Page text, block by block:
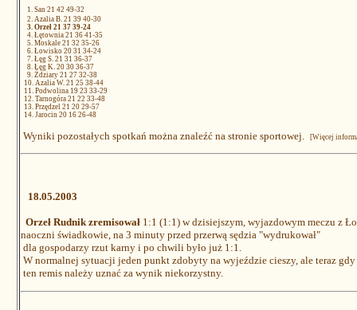
1. San 21 42 49-32
2. Azalia B. 21 39 40-30
3. Orzeł 21 37 39-24
4. Łętownia 21 36 41-35
5. Moskale 21 32 35-26
6. Łowisko 20 31 34-24
7. Łęg S. 21 31 36-37
8. Łęg K. 20 30 36-37
9. Ździary 21 27 32-38
10. Azalia W. 21 25 38-44
11. Podwolina 19 23 33-29
12. Tarnogóra 21 22 33-48
13. Przędzel 21 20 29-57
14. Jarocin 20 16 26-48
Wyniki pozostałych spotkań można znaleźć na stronie sportowej. [Więcej
18.05.2003
Orzeł Rudnik zremisował 1:1 (1:1) w dzisiejszym, wyjazdowym meczu z
naoczni świadkowie, na 3 minuty przed przerwą sędzia "wydrukował"
dla gospodarzy rzut karny i po chwili było już 1:1.
W normalnej sytuacji jeden punkt zdobyty na wyjeździe cieszy, ale teraz
ten remis należy uznać za wynik niekorzystny.